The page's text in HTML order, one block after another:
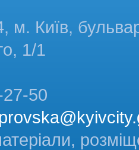
м. Київ,
1/1
27-50